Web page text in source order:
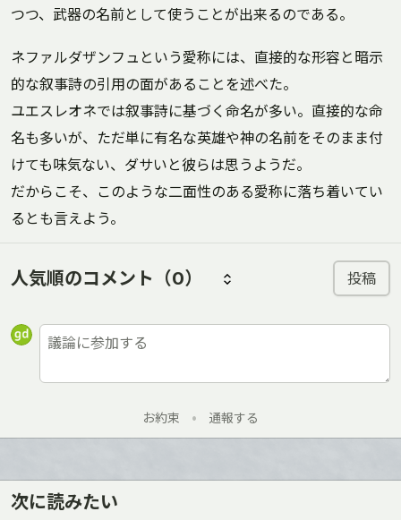
つつ、武器の名前として使うことが出来るのである。
ネファルダザンフュという愛称には、直接的な形容と暗示
的な叙事詩の引用の面があることを述べた。
ユエスレオネでは叙事詩に基づく命名が多い。直接的な命
名も多いが、ただ単に有名な英雄や神の名前をそのまま付
けても味気ない、ダサいと彼らは思うようだ。
だからこそ、このような二面性のある愛称に落ち着いてい
るとも言えよう。
人気順のコメント （0） 投稿
お約束 • 通報する
次に読みたい